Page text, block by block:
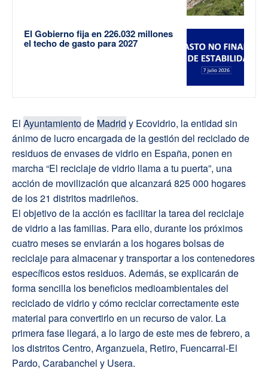
El Gobierno fija en 226.032 millones
el techo de gasto para 2027
El Ayuntamientode Madrid y Ecovidrio, la entidad sin
ánimo de lucro encargada de la gestión del reciclado de
residuos de envases de vidrio en España, ponen en
marcha “El reciclaje de vidrio llama a tu puerta”, una
acción de movilización que alcanzará 825 000 hogares
de los 21 distritos madrileños.
El objetivo de la acción es facilitar la tarea del reciclaje
de vidrio a las familias. Para ello, durante los próximos
cuatro meses se enviarán a los hogares bolsas de
reciclaje para almacenar y transportar a los contenedores
específicos estos residuos. Además, se explicarán de
forma sencilla los beneficios medioambientales del
reciclado de vidrio y cómo reciclar correctamente este
material para convertirlo en un recurso de valor. La
primera fase llegará, a lo largo de este mes de febrero, a
los distritos Centro, Arganzuela, Retiro, Fuencarral-El
Pardo, Carabanchel y Usera.